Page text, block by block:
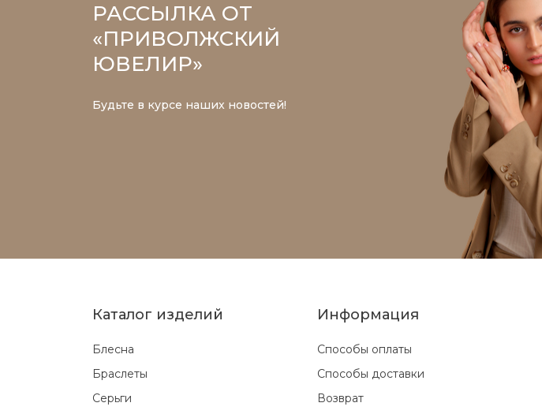
РАССЫЛКА ОТ
«ПРИВОЛЖСКИЙ
ЮВЕЛИР»
Будьте в курсе наших новостей!
Каталог изделий
Блесна
Браслеты
Серьги
Информация
Способы оплаты
Способы доставки
Возврат